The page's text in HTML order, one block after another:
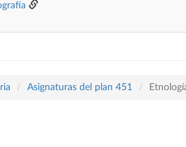
Asignaturas del plan 451